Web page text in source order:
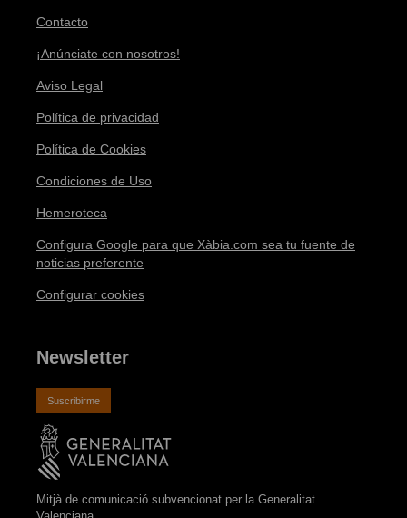
Contacto
¡Anúnciate con nosotros!
Aviso Legal
Política de privacidad
Política de Cookies
Condiciones de Uso
Hemeroteca
Configura Google para que Xàbia.com sea tu fuente de
noticias preferente
Configurar cookies
Newsletter
Suscribirme
Mitjà de comunicació subvencionat per la Generalitat